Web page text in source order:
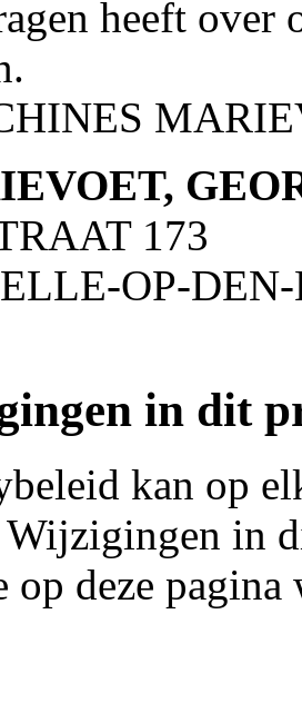
heeft over
173
OP-
in dit
kan op
in
op deze